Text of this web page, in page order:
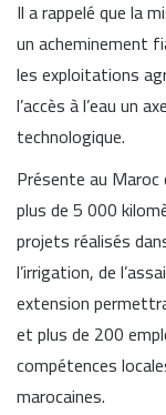
Il a rappelé que la
un acheminement
les exploitations
l’accès à l’eau un
technologique.
Présente au Maroc
plus de 5 000
projets réalisés
l’irrigation, de
extension
et plus de 200
compétences
marocaines.